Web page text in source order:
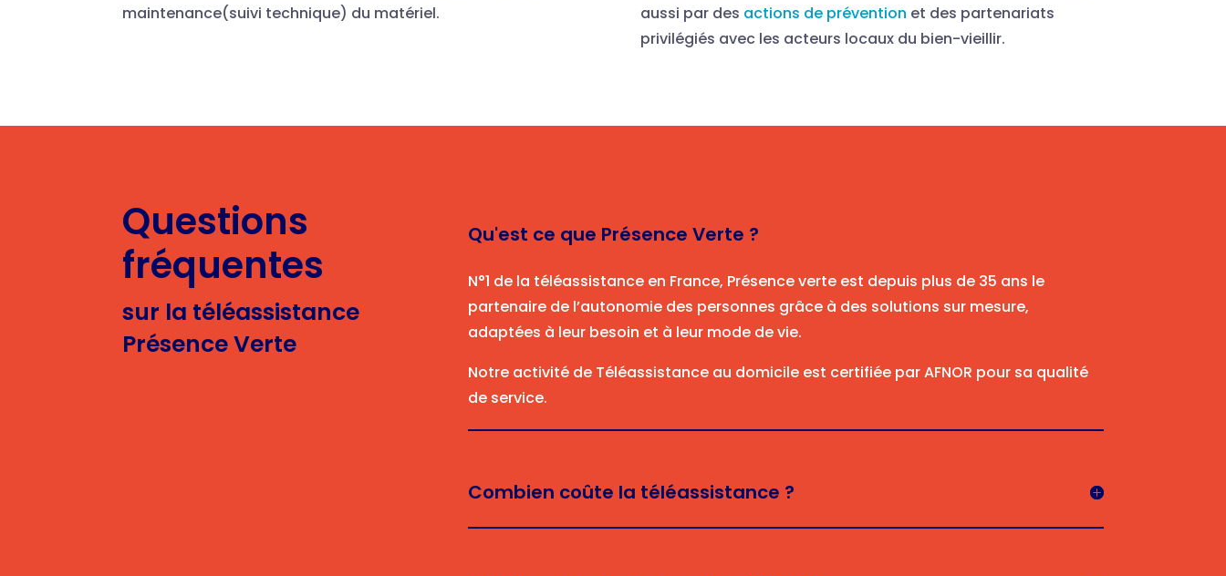
maintenance(suivi technique) du matériel.
aussi par des actions de prévention et des partenariats
privilégiés avec les acteurs locaux du bien-vieillir.
Questions
fréquentes
sur la téléassistance
Présence Verte
Qu'est ce que Présence Verte ?
N°1 de la téléassistance en France, Présence verte est depuis plus de 35 ans le
partenaire de l’autonomie des personnes grâce à des solutions sur mesure,
adaptées à leur besoin et à leur mode de vie.
Notre activité de Téléassistance au domicile est certifiée par AFNOR pour sa qualité
de service.
Combien coûte la téléassistance ?